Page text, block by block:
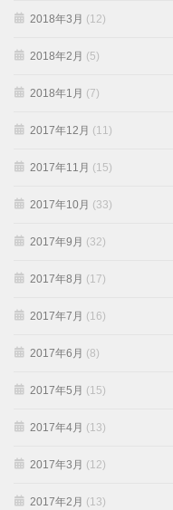
2018年3月 (12)
2018年2月 (5)
2018年1月 (7)
2017年12月 (11)
2017年11月 (15)
2017年10月 (33)
2017年9月 (32)
2017年8月 (17)
2017年7月 (16)
2017年6月 (8)
2017年5月 (15)
2017年4月 (13)
2017年3月 (12)
2017年2月 (13)